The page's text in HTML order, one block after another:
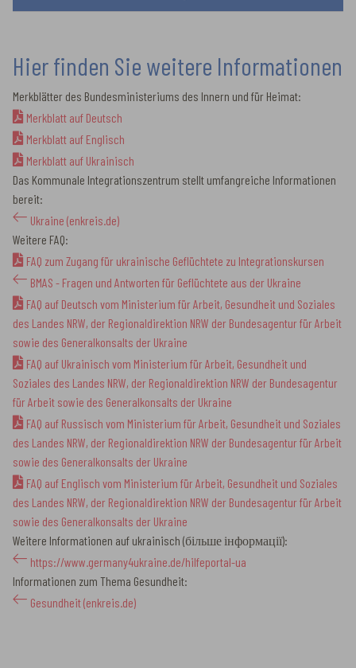
Hier finden Sie weitere Informationen
Merkblätter des Bundesministeriums des Innern und für Heimat:
Merkblatt auf Deutsch
Merkblatt auf Englisch
Merkblatt auf Ukrainisch
Das Kommunale Integrationszentrum stellt umfangreiche Informationen
bereit:
Ukraine (enkreis.de)
Weitere FAQ:
FAQ zum Zugang für ukrainische Geflüchtete zu Integrationskursen
BMAS - Fragen und Antworten für Geflüchtete aus der Ukraine
FAQ auf Deutsch vom Ministerium für Arbeit, Gesundheit und Soziales
des Landes NRW, der Regionaldirektion NRW der Bundesagentur für Arbeit
sowie des Generalkonsalts der Ukraine
FAQ auf Ukrainisch vom Ministerium für Arbeit, Gesundheit und
Soziales des Landes NRW, der Regionaldirektion NRW der Bundesagentur
für Arbeit sowie des Generalkonsalts der Ukraine
FAQ auf Russisch vom Ministerium für Arbeit, Gesundheit und Soziales
des Landes NRW, der Regionaldirektion NRW der Bundesagentur für Arbeit
sowie des Generalkonsalts der Ukraine
FAQ auf Englisch vom Ministerium für Arbeit, Gesundheit und Soziales
des Landes NRW, der Regionaldirektion NRW der Bundesagentur für Arbeit
sowie des Generalkonsalts der Ukraine
Weitere Informationen auf ukrainisch (більше інформації):
https://www.germany4ukraine.de/hilfeportal-ua
Informationen zum Thema Gesundheit:
Gesundheit (enkreis.de)